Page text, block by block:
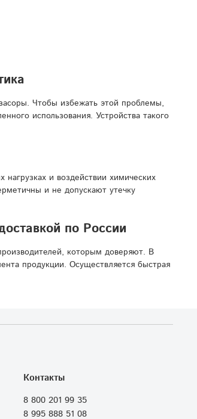
Чтобы избежать этой проблемы,
использования. Устройства такого
и воздействии химических
и не допускают утечку
по России
которым доверяют. В
продукции. Осуществляется быстрая
Контакты
8 800 201 99 35
8 995 888 51 08